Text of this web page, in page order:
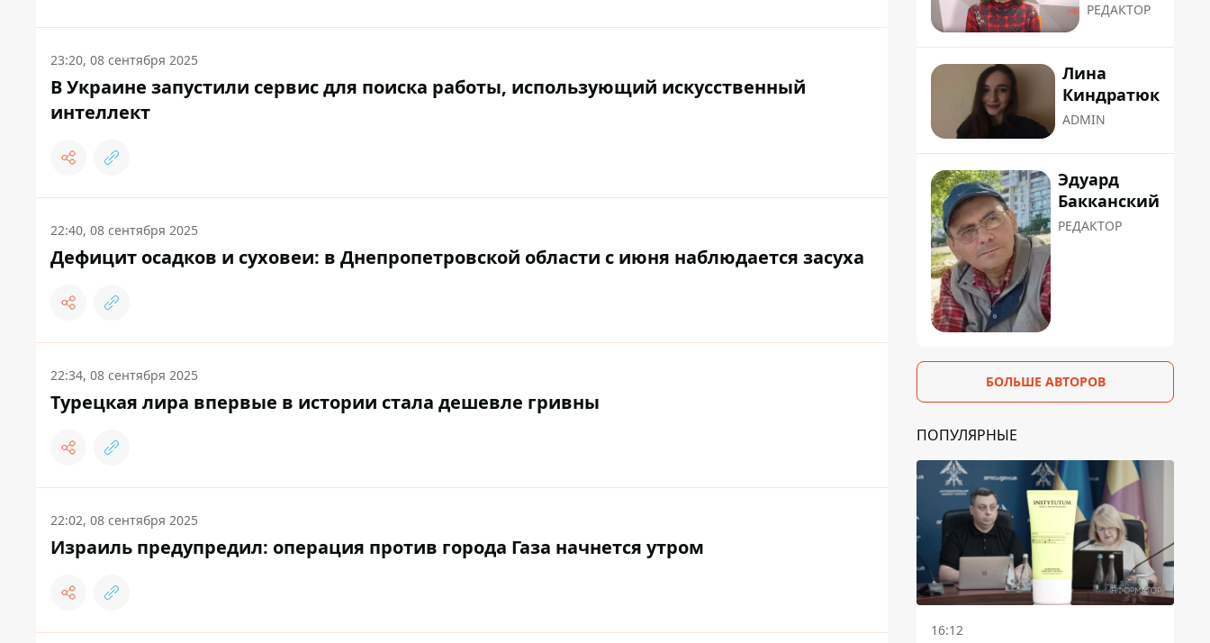
23:20, 08 сентября 2025
В Украине запустили сервис для поиска работы, использующий искусственный
интеллект
22:40, 08 сентября 2025
Дефицит осадков и суховеи: в Днепропетровской области с июня наблюдается засуха
22:34, 08 сентября 2025
Турецкая лира впервые в истории стала дешевле гривны
22:02, 08 сентября 2025
Израиль предупредил: операция против города Газа начнется утром
РЕДАКТОР
Лина
Киндратюк
ADMIN
Эдуард
Бакканский
РЕДАКТОР
БОЛЬШЕ АВТОРОВ
ПОПУЛЯРНЫЕ
16:12